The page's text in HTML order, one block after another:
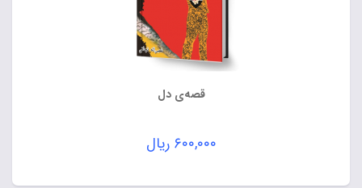
قصه‌ی دل
۶۰۰,۰۰۰ ریال